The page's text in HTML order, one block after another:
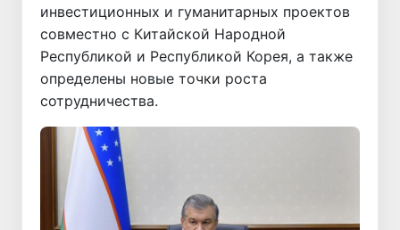
инвестиционных и гуманитарных проектов
совместно с Китайской Народной
Республикой и Республикой Корея, а также
определены новые точки роста
сотрудничества.